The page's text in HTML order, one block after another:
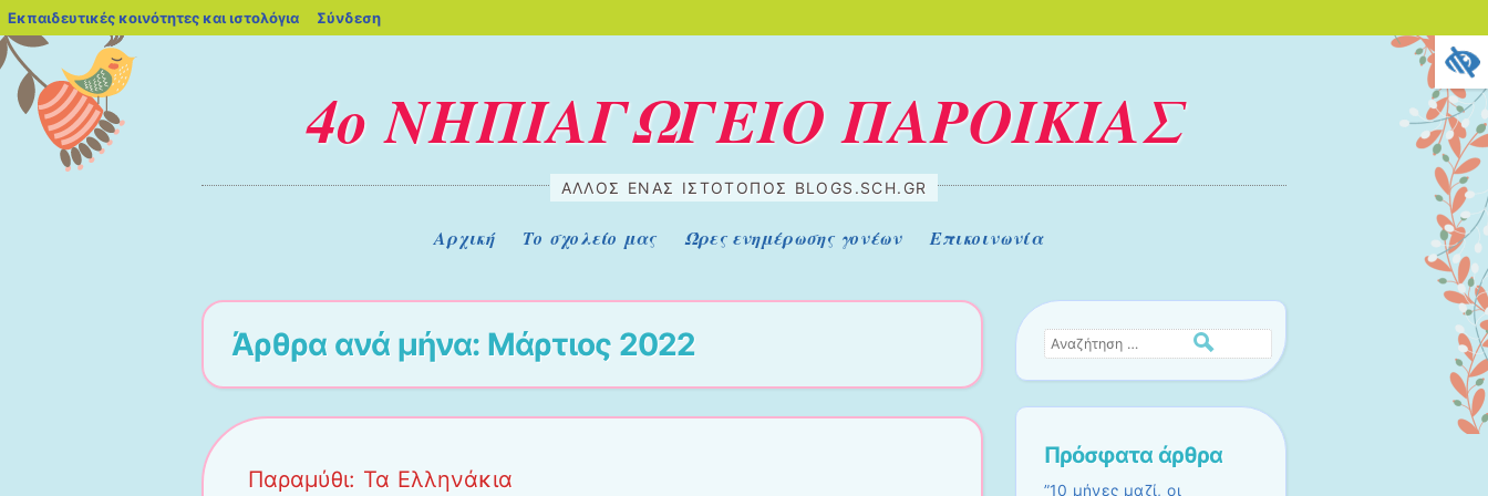
4ο ΝΗΠΙΑΓΩΓΕΙΟ ΠΑΡΟΙΚΙΑΣ
ΆΛΛΟΣ ΈΝΑΣ ΙΣΤΌΤΟΠΟΣ BLOGS.SCH.GR
Μετάβαση στο περιεχόμενοΑρχική Το σχολείο μας Ώρες ενημέρωσης γονέων Επικοινωνία
Άρθρα ανά μήνα: Μάρτιος 2022
Παραμύθι: Τα Ελληνάκια
Αναζήτηση
Πρόσφατα άρθρα
”10 μήνες μαζί, οι
Εκπαιδευτικές κοινότητες και ιστολόγια blogs.sch.gr
Σύνδεση